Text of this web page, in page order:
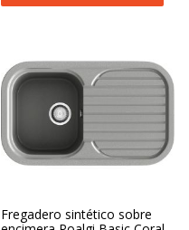
Fregadero sintético sobre